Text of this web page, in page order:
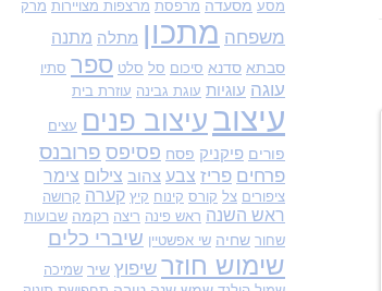
מסע מסעדה מרפסת מרצפות מצויירות מרק
משפחה מתכון מתלה מתנה
סבתא סדנא סיכום סל סלט ספר סתיו
עוגה עוגיות עוגת גבינה עוזרת בית
עיצוב עיצוב פנים עצים
פורים פיקניק פסח פסיפס פרובנס
פרחים פריז צבע צהוב צילום צימר
ציפורים צל קורס קינוח קיץ קערה קרושה
ראש השנה ראש פינה ריצה רקמה שבועות
שחור שחיה שי אפשטיין שיברי כלים
שימוש חוזר שיפוץ שיר שמיכה